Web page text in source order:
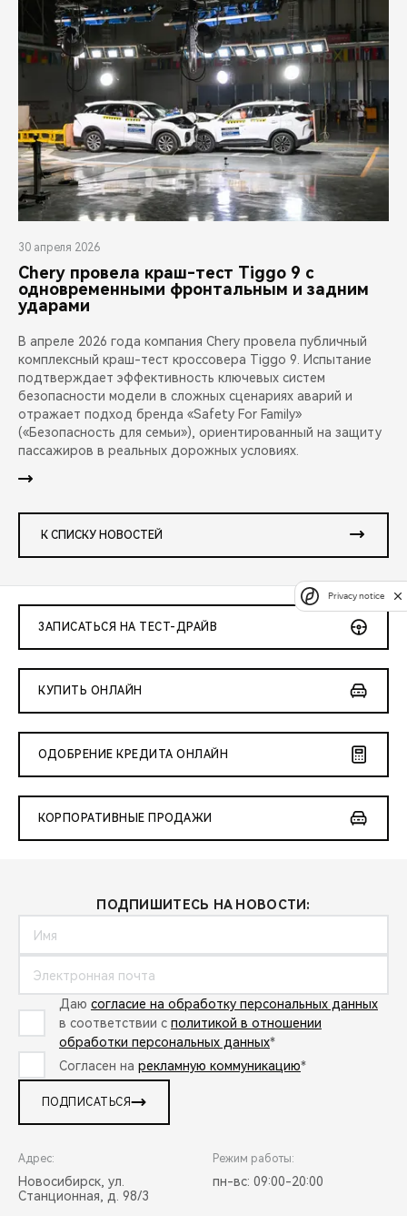
30 апреля 2026
Chery провела краш-тест Tiggo 9 с
одновременными фронтальным и задним
ударами
В апреле 2026 года компания Chery провела публичный
комплексный краш-тест кроссовера Tiggo 9. Испытание
подтверждает эффективность ключевых систем
безопасности модели в сложных сценариях аварий и
отражает подход бренда «Safety For Family»
(«Безопасность для семьи»), ориентированный на защиту
пассажиров в реальных дорожных условиях.
К СПИСКУ НОВОСТЕЙ
ЗАПИСАТЬСЯ НА ТЕСТ-ДРАЙВ
КУПИТЬ ОНЛАЙН
ОДОБРЕНИЕ КРЕДИТА ОНЛАЙН
КОРПОРАТИВНЫЕ ПРОДАЖИ
ПОДПИШИТЕСЬ НА НОВОСТИ:
Даю согласие на обработку персональных данных
в соответствии с политикой в отношении
обработки персональных данных*
Согласен на рекламную коммуникацию*
ПОДПИСАТЬСЯ
Адрес:
Новосибирск, ул.
Станционная, д. 98/3
Режим работы:
пн-вс: 09:00-20:00
Privacy notice